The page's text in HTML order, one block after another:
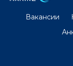
Вакансии